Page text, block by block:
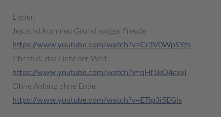
Lieder:
Jesus ist kommen Grund ewiger Freude
https://www.youtube.com/watch?v=Cr3V0WpSYzs
Christus, das Licht der Welt
https://www.youtube.com/watch?v=qHf1kO4cxxI
Ohne Anfang ohne Ende
https://www.youtube.com/watch?v=ETlp3i5EGis